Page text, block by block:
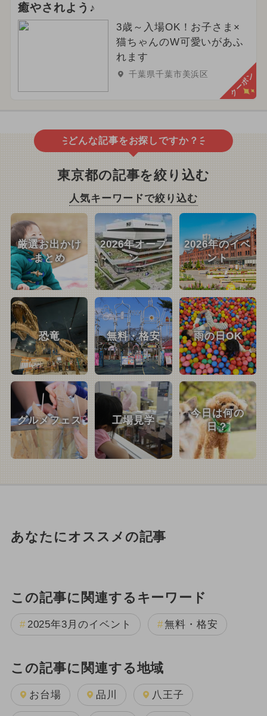
癒やされよう♪
3歳～入場OK！お子さま×
猫ちゃんのW可愛いがあふ
れます
千葉県千葉市美浜区 クーポン
どんな記事をお探しですか？
東京都の記事を絞り込む
人気キーワードで絞り込む
厳選お出かけ
まとめ
2026年オープ
ン
2026年のイベ
ント
恐竜 無料・格安 雨の日OK
グルメフェス 工場見学
今日は何の
日？
あなたにオススメの記事
この記事に関連するキーワード
2025年3月のイベント 無料・格安
この記事に関連する地域
お台場 品川 八王子